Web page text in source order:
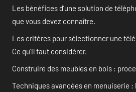
Les bénéfices d’une solution de
que vous devez connaître.
Les critères pour sélectionner une
Ce qu’il faut considérer.
Construire des meubles en bois :
Techniques avancées en menuiserie :